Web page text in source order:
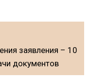
заявления – 10
документов